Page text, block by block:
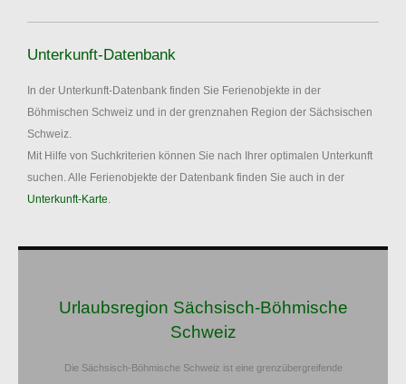
Unterkunft-Datenbank
In der Unterkunft-Datenbank finden Sie Ferienobjekte in der
Böhmischen Schweiz und in der grenznahen Region der Sächsischen
Schweiz.
Mit Hilfe von Suchkriterien können Sie nach Ihrer optimalen Unterkunft
suchen. Alle Ferienobjekte der Datenbank finden Sie auch in der
Unterkunft-Karte.
Urlaubsregion Sächsisch-Böhmische
Schweiz
Die Sächsisch-Böhmische Schweiz ist eine grenzübergreifende